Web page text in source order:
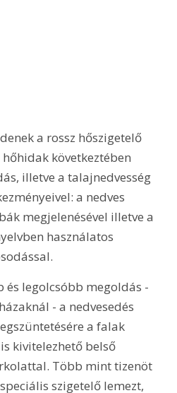
a rossz hőszigetelő
következtében
illetve a talajnedvesség
a nedves
megjelenésével illetve a
használatos
és legolcsóbb megoldás -
- a nedvesedés
a falak
kivitelezhető belső
Több mint tizenöt
szigetelő lemezt,